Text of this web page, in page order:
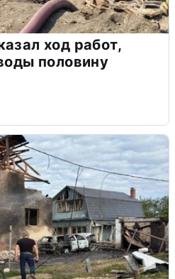
ход работ,
половину